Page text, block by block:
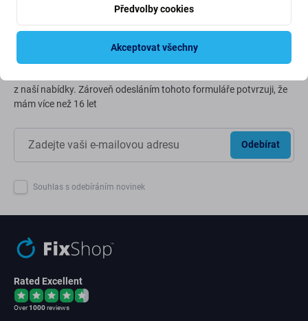
Newsletter Fix
z naší nabídky. Zároveň odesláním tohoto formuláře potvrzuji, že
mám více než 16 let
Odebírat
Souhlas s odebíráním novinek
Rated Excellent
Over1000reviews
Předvolby cookies
Akceptovat všechny